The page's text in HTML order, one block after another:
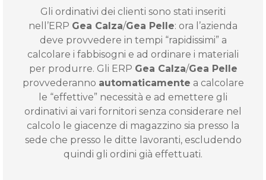
Gli ordinativi dei clienti sono stati inseriti
nell’ERP Gea Calza/Gea Pelle: ora l’azienda
deve provvedere in tempi “rapidissimi” a
calcolare i fabbisogni e ad ordinare i materiali
per produrre. Gli ERP Gea Calza/Gea Pelle
provvederanno automaticamente a calcolare
le “effettive” necessità e ad emettere gli
ordinativi ai vari fornitori senza considerare nel
calcolo le giacenze di magazzino sia presso la
sede che presso le ditte lavoranti, escludendo
quindi gli ordini già effettuati.